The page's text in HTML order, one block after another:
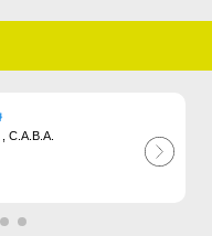
, C.A.B.A.